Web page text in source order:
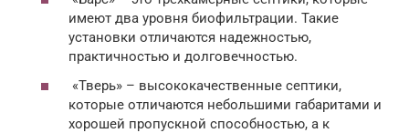
имеют два уровня биофильтрации. Такие
установки отличаются надежностью,
практичностью и долговечностью.
«Тверь» – высококачественные септики,
которые отличаются небольшими габаритами и
хорошей пропускной способностью, а к